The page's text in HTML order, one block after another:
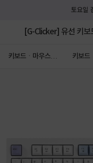
토요일
[G-Clicker] 유선 키보
키보드ㆍ마우스ㆍ
키보드